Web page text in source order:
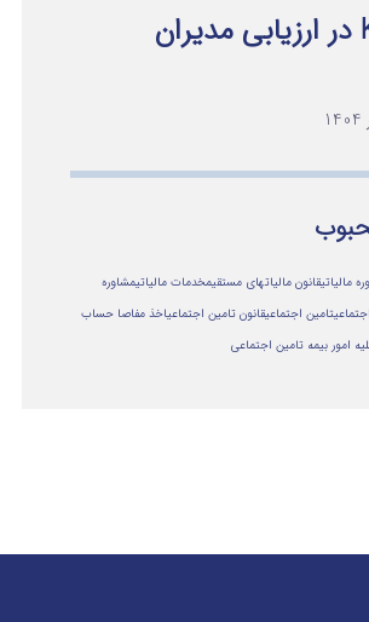
نقش KPI در ارزیابی مدیران
مالیاتیقانون مالیاتهای مستقیمخدمات مالیاتیمشاوره
تامین اجتماعیقانون تامین اجتماعیاخذ مفاصا حساب
امور بیمه تامین اجتماعی